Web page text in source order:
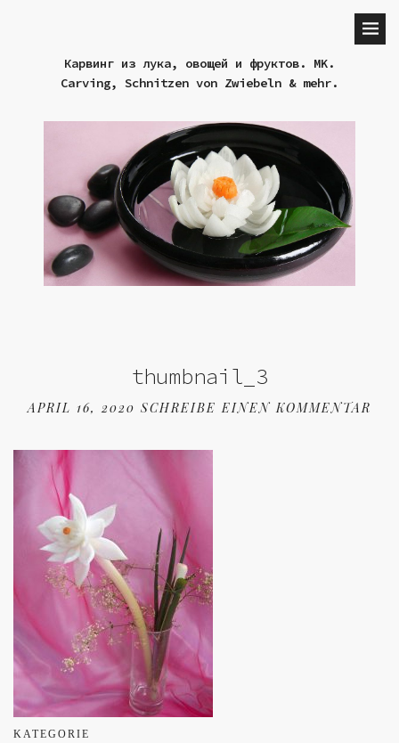
Карвинг из лука, овощей и фруктов. MK.
Carving, Schnitzen von Zwiebeln & mehr.
thumbnail_3
APRIL 16, 2020 SCHREIBE EINEN KOMMENTAR
KATEGORIE